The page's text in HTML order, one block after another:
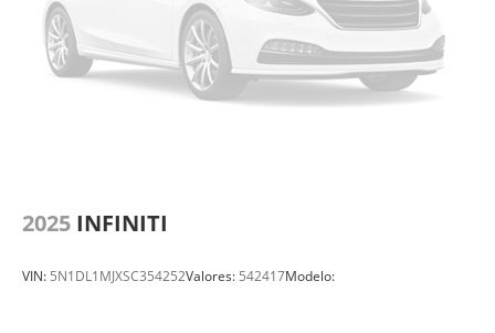
2025 INFINITI
VIN: 5N1DL1MJXSC354252Valores: 542417Modelo: